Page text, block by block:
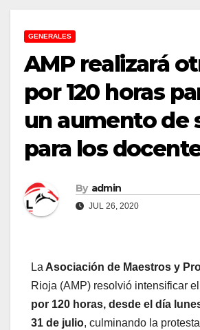
GENERALES
AMP realizará
por 120 horas
un aumento de
para los
By admin
JUL 26, 2020
La Asociación de Maestros y
Rioja (AMP) resolvió intensificar el
por 120 horas, desde el día
31 de julio, culminando la